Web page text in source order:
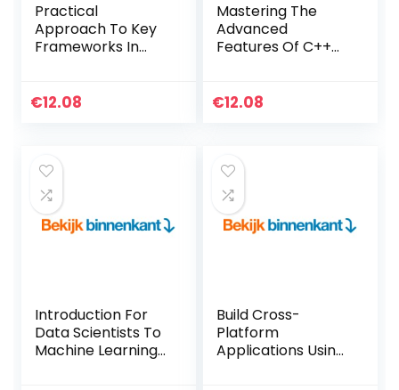
Practical
Approach To Key
Frameworks In
& Deep Learning
€12.08
Mastering The
Advanced
Features Of C++
€12.08
Introduction For
Data Scientists To
Machine Learning
Build Cross-
Platform
Applications Using